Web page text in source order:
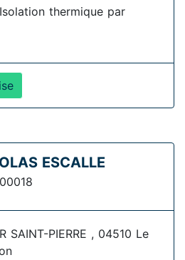
Isolation thermique par
ESCALLE
SAINT-PIERRE , 04510 Le